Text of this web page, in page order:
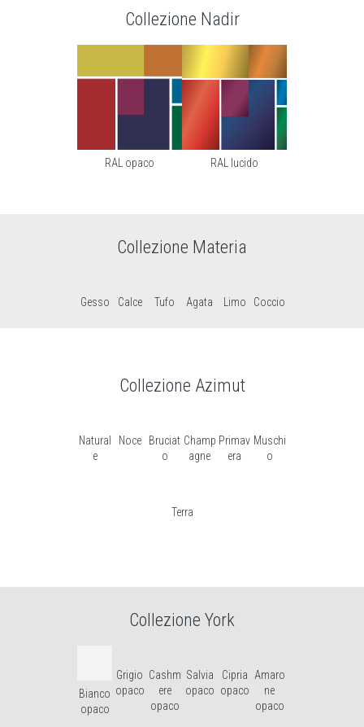
Collezione Nadir
RAL opaco RAL lucido
Collezione Materia
Gesso Calce Tufo Agata Limo Coccio
Collezione Azimut
Natural
e
Noce
Bruciat
o
Champ
agne
Primav
era
Muschi
o
Terra
Collezione York
Bianco
opaco
Grigio
opaco
Cashm
ere
opaco
Salvia
opaco
Cipria
opaco
Amaro
ne
opaco